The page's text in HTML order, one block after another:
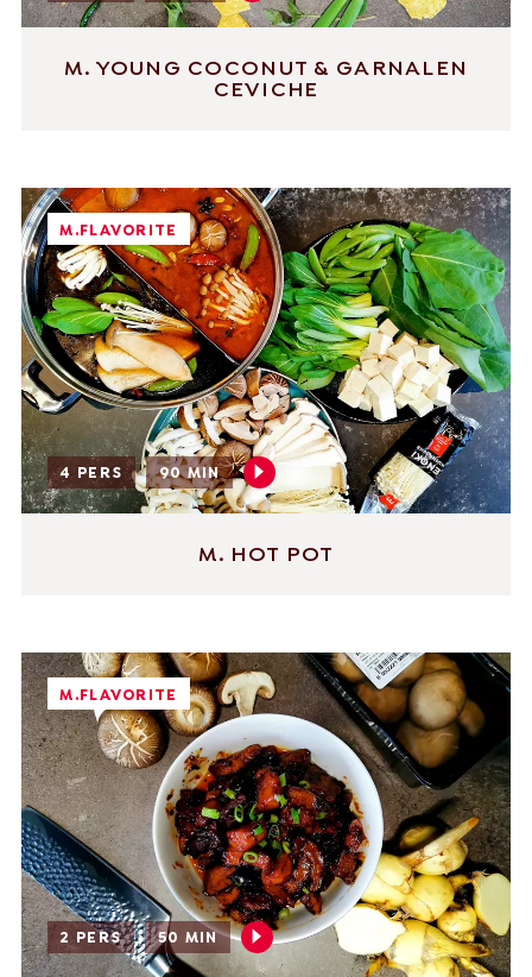
M. YOUNG COCONUT & GARNALEN
CEVICHE
M.FLAVORITE
4 PERS 90 MIN
M. HOT POT
M.FLAVORITE
2 PERS 50 MIN